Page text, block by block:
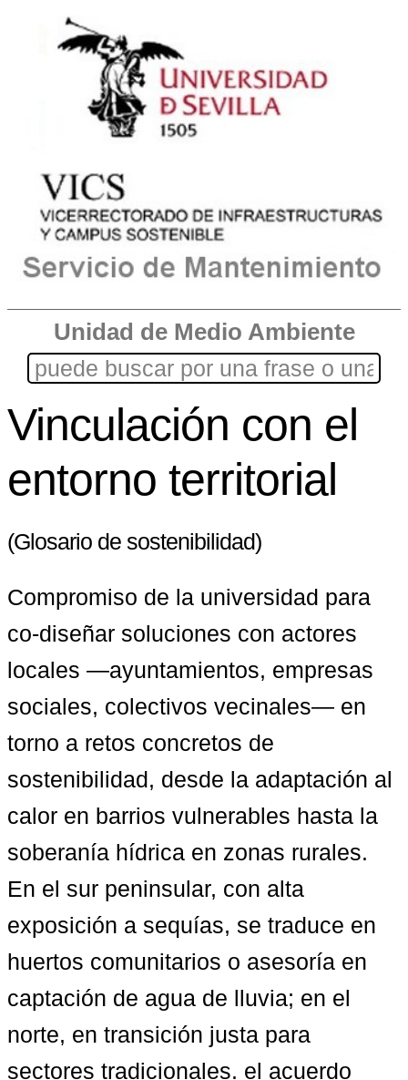
Unidad de Medio Ambiente
Vinculación con el
entorno territorial
(Glosario de sostenibilidad)
Compromiso de la universidad para
co-diseñar soluciones con actores
locales —ayuntamientos, empresas
sociales, colectivos vecinales— en
torno a retos concretos de
sostenibilidad, desde la adaptación al
calor en barrios vulnerables hasta la
soberanía hídrica en zonas rurales.
En el sur peninsular, con alta
exposición a sequías, se traduce en
huertos comunitarios o asesoría en
captación de agua de lluvia; en el
norte, en transición justa para
sectores tradicionales. el acuerdo